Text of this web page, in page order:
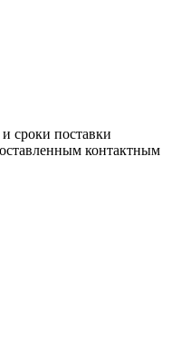
сроки поставки
контактным